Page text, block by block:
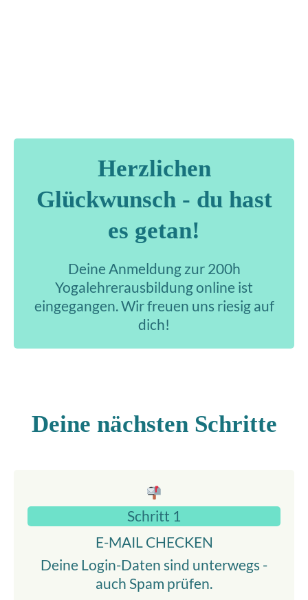
Herzlichen
Glückwunsch - du hast
es getan!
Deine Anmeldung zur 200h
Yogalehrerausbildung online ist
eingegangen. Wir freuen uns riesig auf
dich!
Deine nächsten Schritte
Schritt 1
E-MAIL CHECKEN
Deine Login-Daten sind unterwegs -
auch Spam prüfen.